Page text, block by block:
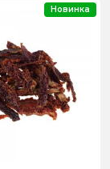
Новинка